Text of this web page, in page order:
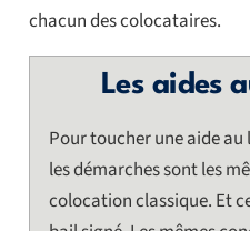
chacun des colocataires.
Les aides
Pour toucher une aide au
les démarches sont les
colocation classique. Et